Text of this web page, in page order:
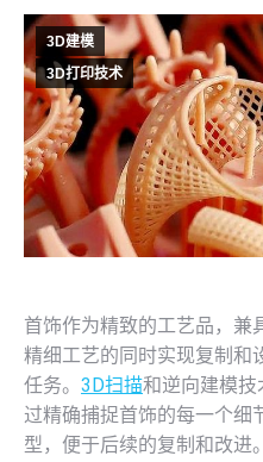
3D建模
3D打印技术
首饰作为精致的工艺品，兼
精细工艺的同时实现复制和
任务。 3D扫描和逆向建模技
过精确捕捉首饰的每一个细
型，便于后续的复制和改进